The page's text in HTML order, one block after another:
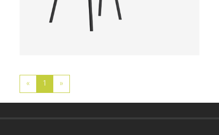
« Previous
1 »